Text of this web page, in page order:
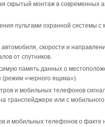
скрытый монтаж в современных
пультами охранной системы
скорости и
от спутников.
память данных о
(режим «черного ящика»).
и мобильных телефонов
транспейджере или с
и мобильных телефонов о факте